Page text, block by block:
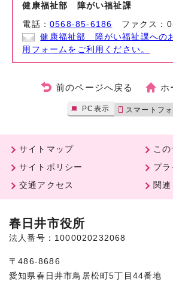
健康福祉部 障がい福祉課
電話：0568-85-6186 ファクス：
健康福祉部 障がい福祉課への
用フォームをご利用ください。
前のページへ戻る ホ
PC表示 スマートフ
サイトマップ
こ
サイトポリシー
プ
交通アクセス
関連
春日井市役所
法人番号：1000020232068
〒486-8686
愛知県春日井市鳥居松町5丁目44番地